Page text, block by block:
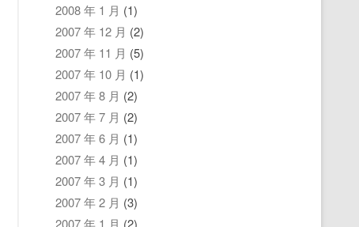
2008 年 1 月 (1)
2007 年 12 月 (2)
2007 年 11 月 (5)
2007 年 10 月 (1)
2007 年 8 月 (2)
2007 年 7 月 (2)
2007 年 6 月 (1)
2007 年 4 月 (1)
2007 年 3 月 (1)
2007 年 2 月 (3)
2007 年 1 月 (2)